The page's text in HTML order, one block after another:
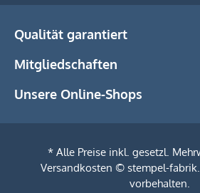
Qualität garantiert
Mitgliedschaften
Unsere Online-Shops
* Alle Preise inkl. gesetzl.
Versandkosten © stempel-
vorbehalten.